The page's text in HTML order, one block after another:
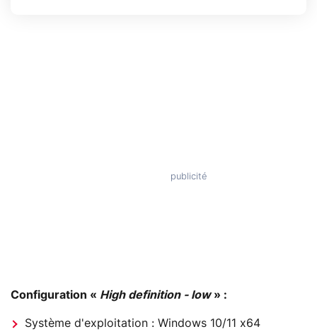
Configuration « High definition - low» :
Système d'exploitation : Windows 10/11 x64